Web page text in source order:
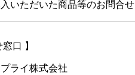
いただいた商品等のお問合
口 】
ライ株式会社